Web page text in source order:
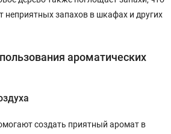
неприятных запахов в шкафах и других
ароматических
создать приятный аромат в